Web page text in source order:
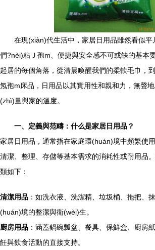
在現(xiàn)代生活中，家居日用品雖然看似
們?nèi)粘Ｊ孢m、便捷與安全感不可或缺的基本
起居的每個角落，從清晨喚醒我們的柔軟毛巾，
氖孢m床品，日用品以其實用性和親和力，無聲
(zhì)量與家的溫度。
一、定義與范疇：什么是家居日用品？
家居日用品，通常指在家庭環(huán)境中頻繁使
清潔、整理、存儲等基本需求的消耗性或耐用品
類如下：
清潔用品 ：如洗衣液、洗潔精、垃圾桶、拖把、
(huán)境的整潔與衛(wèi)生。
廚房用品 ：涵蓋鍋碗瓢盆、餐具、保鮮盒、廚房
飪與飲食活動的直接支持。